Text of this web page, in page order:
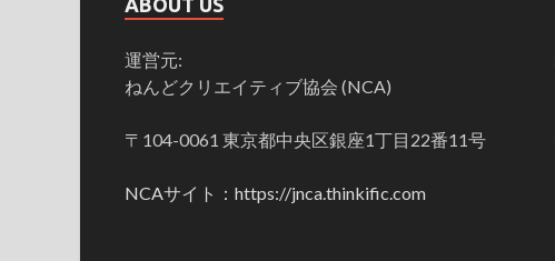
運営元:
ねんどクリエイティブ協会 (NCA)
〒104-0061 東京都中央区銀座1丁目22番11号
NCAサイト：https://jnca.thinkific.com